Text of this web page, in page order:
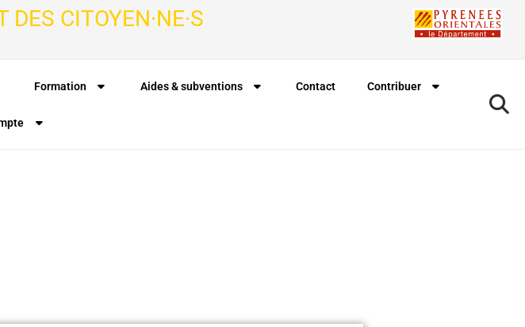
CITOYEN·NE·S
Formation Aides & subventions Contact Contribuer